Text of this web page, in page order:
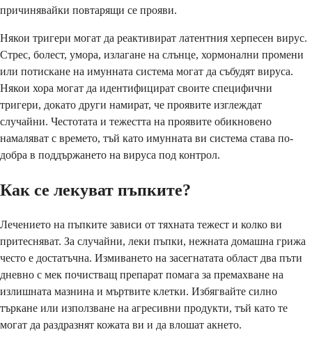
причинявайки повтарящи се прояви.
Някои тригери могат да реактивират латентния херпесен вирус.
Стрес, болест, умора, излагане на слънце, хормонални промени
или потискане на имунната система могат да събудят вируса.
Някои хора могат да идентифицират своите специфични
тригери, докато други намират, че проявите изглеждат
случайни. Честотата и тежестта на проявите обикновено
намаляват с времето, тъй като имунната ви система става по-
добра в поддържането на вируса под контрол.
Как се лекуват пъпките?
Лечението на пъпките зависи от тяхната тежест и колко ви
притесняват. За случайни, леки пъпки, нежната домашна грижа
често е достатъчна. Измиването на засегнатата област два пъти
дневно с мек почистващ препарат помага за премахване на
излишната мазнина и мъртвите клетки. Избягвайте силно
търкане или използване на агресивни продукти, тъй като те
могат да раздразнят кожата ви и да влошат акнето.